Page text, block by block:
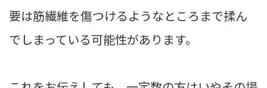
要は筋繊維を傷つけるようなところまで揉ん
でしまっている可能性があります。